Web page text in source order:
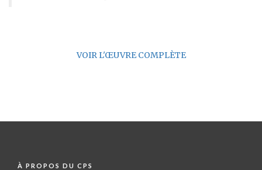
VOIR L'ŒUVRE COMPLÈTE
À PROPOS DU CPS